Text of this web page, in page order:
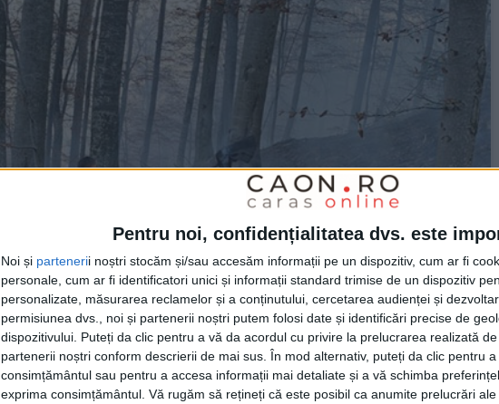
Pentru noi, confidențialitatea dvs. este
Noi și partenerii noștri stocăm și/sau accesăm informații pe un dispozitiv, cum ar fi
personale, cum ar fi identificatori unici și informații standard trimise de un dispozitiv
personalizate, măsurarea reclamelor și a conținutului, cercetarea audienței și
permisiunea dvs., noi și partenerii noștri putem folosi date și identificări precise de
dispozitivului. Puteți da clic pentru a vă da acordul cu privire la prelucrarea realizată
partenerii noștri conform descrierii de mai sus. În mod alternativ, puteți da clic pentru
consimțământul sau pentru a accesa informații mai detaliate și a vă schimba
exprima consimțământul. Vă rugăm să rețineți că este posibil ca anumite prelucrări